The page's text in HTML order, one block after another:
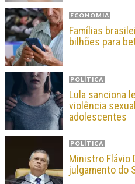
ECONOMIA
Famílias
bilhões para
POLÍTICA
Lula sanciona
violência
adolescentes
POLÍTICA
Ministro Flávio
julgamento do